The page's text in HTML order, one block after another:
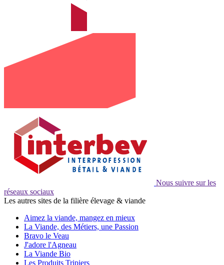
Nous suivre sur les
réseaux sociaux
Les autres sites de la filière élevage & viande
Aimez la viande, mangez en mieux
La Viande, des Métiers, une Passion
Bravo le Veau
J'adore l'Agneau
La Viande Bio
Les Produits Tripiers